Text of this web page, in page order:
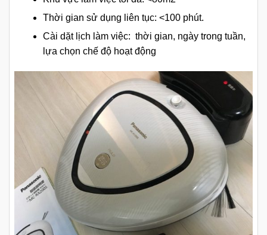
Thời gian sử dụng liên tục: <100 phút.
Cài dặt lịch làm việc: thời gian, ngày trong tuần,
lựa chọn chế độ hoạt động